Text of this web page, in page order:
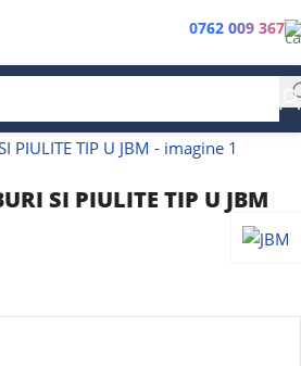
0762 009 367
a mări
SI PIULITE TIP U JBM